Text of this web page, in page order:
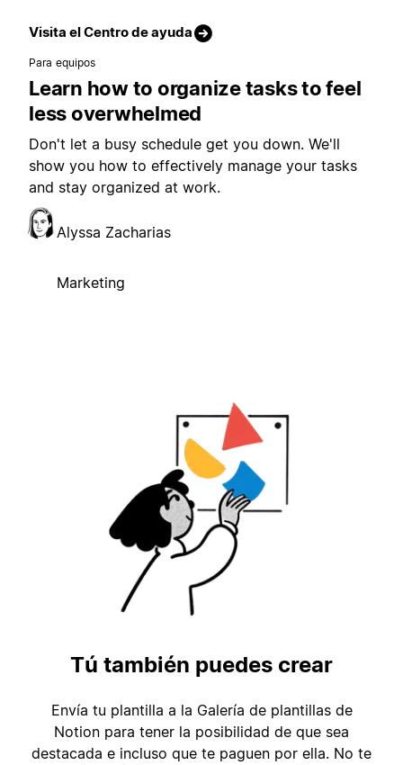
Visita el Centro de ayuda
Para equipos
Learn how to organize tasks to feel
less overwhelmed
Don't let a busy schedule get you down. We'll
show you how to effectively manage your tasks
and stay organized at work.
Alyssa Zacharias
Marketing
Tú también puedes crear
Envía tu plantilla a la Galería de plantillas de
Notion para tener la posibilidad de que sea
destacada e incluso que te paguen por ella. No te